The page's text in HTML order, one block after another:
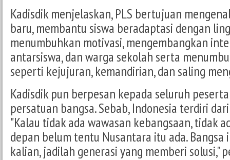
Kadisdik menjelaskan, PLS bertujuan
baru, membantu siswa beradaptasi dengan
menumbuhkan motivasi, mengembangkan
antarsiswa, dan warga sekolah serta
seperti kejujuran, kemandirian, dan saling
Kadisdik pun berpesan kepada seluruh
persatuan bangsa. Sebab, Indonesia terdiri
"Kalau tidak ada wawasan kebangsaan, tidak
depan belum tentu Nusantara itu ada. Bangsa
kalian, jadilah generasi yang memberi solusi,"